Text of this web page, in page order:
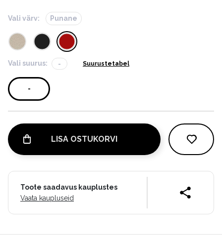
Vali värv: Punane
Vali suurus: - Suurustetabel
-
LISA OSTUKORVI
Toote saadavus kauplustes
Vaata kaupluseid